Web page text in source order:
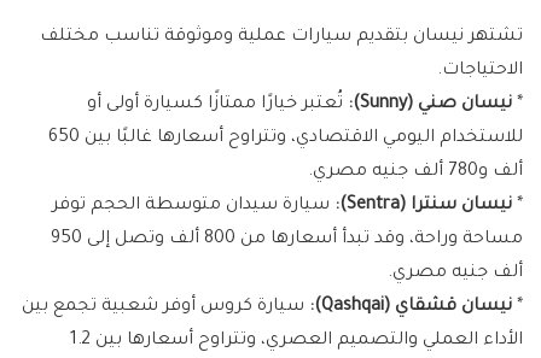
تشتهر نيسان بتقديم سيارات عملية وموثوقة تناسب مختلف
الاحتياجات.
* نيسان صني (Sunny):
تُعتبر خيارًا ممتازًا كسيارة أولى أو
للاستخدام اليومي الاقتصادي، وتتراوح أسعارها غالبًا بين 650
ألف و780 ألف جنيه مصري.
* نيسان سنترا (Sentra):
سيارة سيدان متوسطة الحجم توفر
مساحة وراحة، وقد تبدأ أسعارها من 800 ألف وتصل إلى 950
ألف جنيه مصري.
* نيسان قشقاي (Qashqai):
سيارة كروس أوفر شعبية تجمع بين
الأداء العملي والتصميم العصري، وتتراوح أسعارها بين 1.2